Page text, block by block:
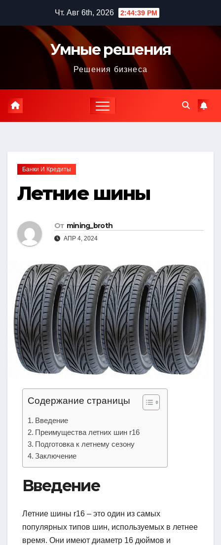
содержимому
Чт. Авг 6th, 2026 2:44:40 PM
Умные решения
Решения бизнеса
Банки И Кредиты
Летние шины
От mining_broth
АПР 4, 2024
Содержание страницы
Введение
Преимущества летних шин r16
Подготовка к летнему сезону
Заключение
Введение
Летние шины r16 – это один из самых
популярных типов шин, используемых в летнее
время. Они имеют диаметр 16 дюймов и